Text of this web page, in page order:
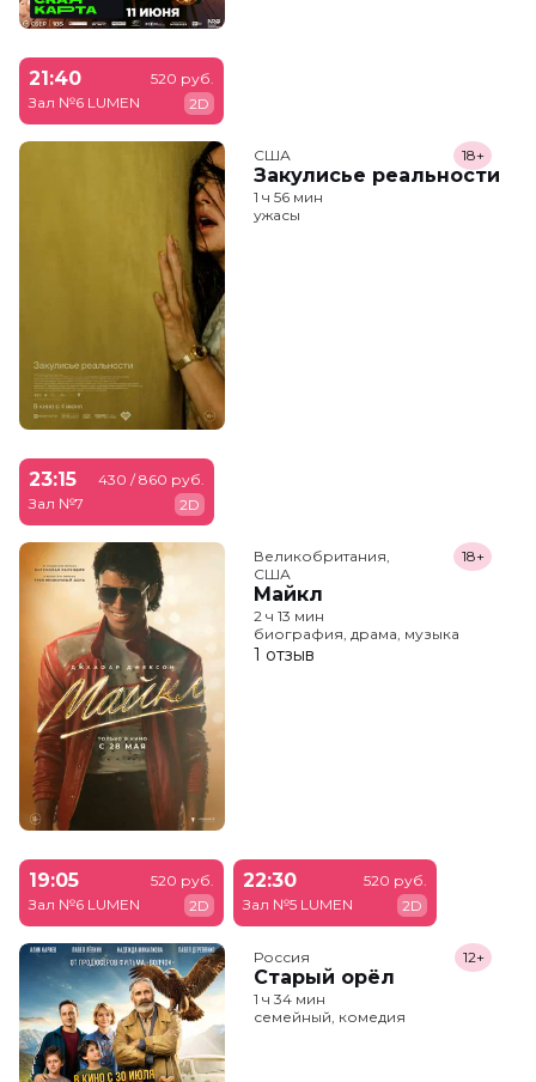
21:40
Зал №6 LUMEN
520 руб.
2D
США
Закулисье реальности
18+
1 ч 56 мин
ужасы
23:15
Зал №7
430 / 860 руб.
2D
Великобритания,
США
Майкл
18+
2 ч 13 мин
биография, драма, музыка
1 отзыв
19:05
Зал №6 LUMEN
520 руб.
2D
22:30
Зал №5 LUMEN
520 руб.
2D
Россия
Старый орёл
12+
1 ч 34 мин
семейный, комедия